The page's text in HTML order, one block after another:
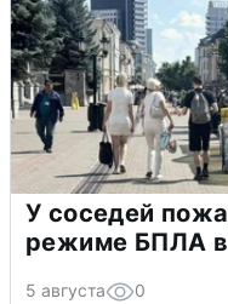
У соседей
режиме БПЛА
5 августа 0